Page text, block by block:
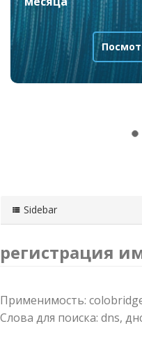
Sidebar
регистрация
Применимость:
Слова для поиска: dns,